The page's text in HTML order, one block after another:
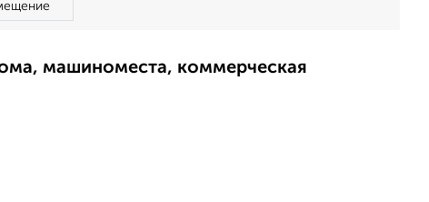
машиноместа, коммерческая